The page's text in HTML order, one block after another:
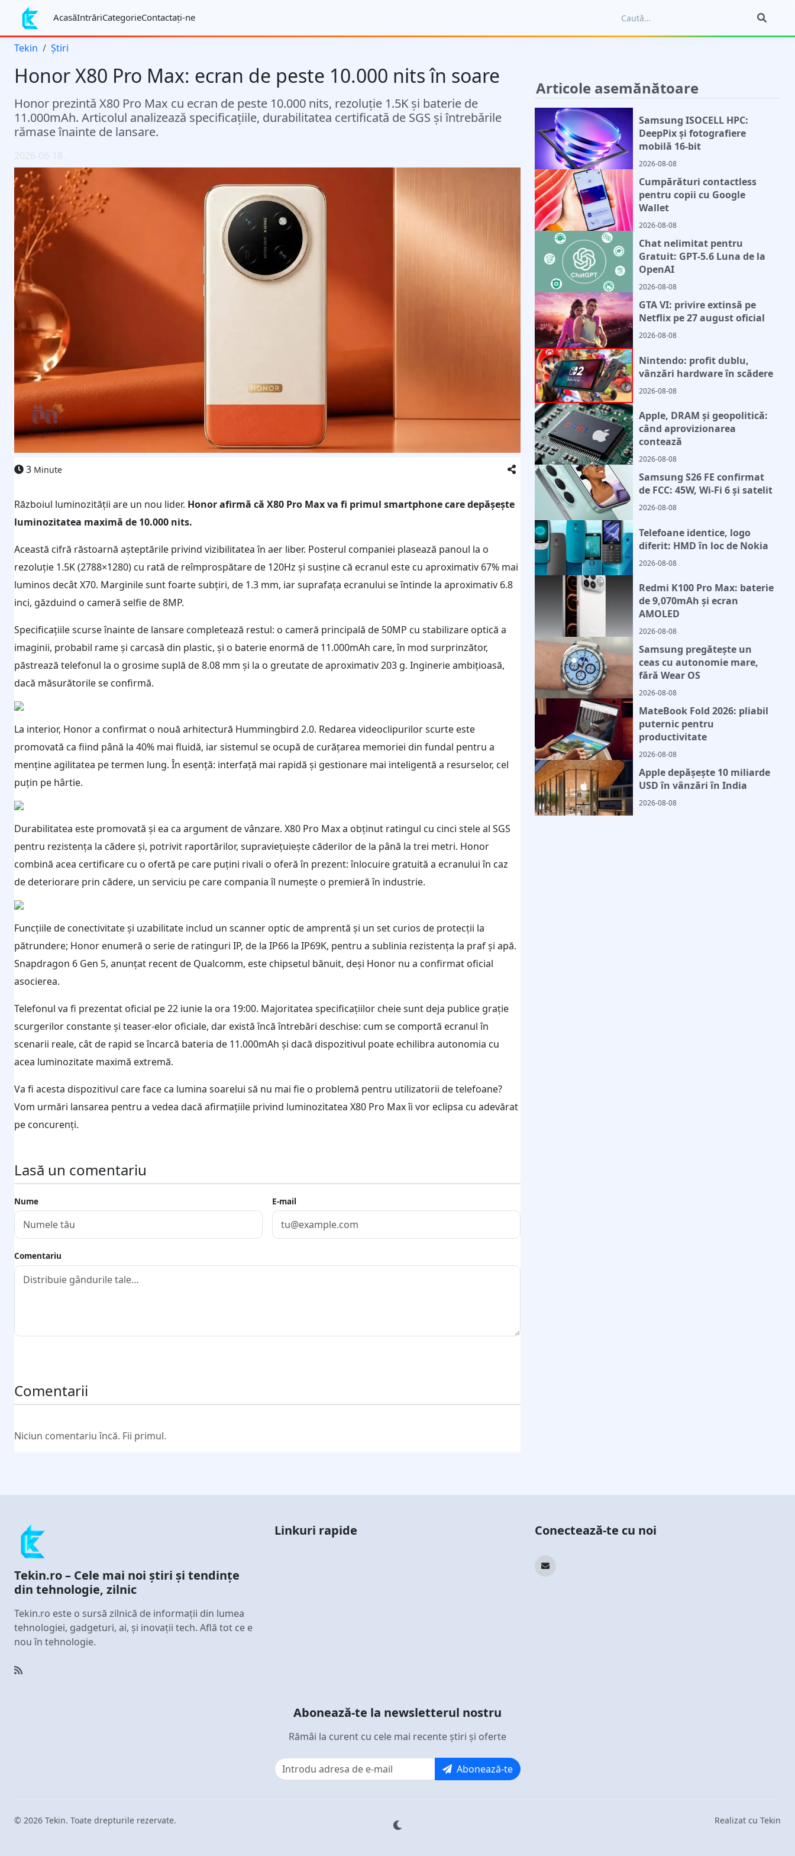
AcasăIntrăriCategorieContactaţi-ne
Tekin Știri
Honor X80 Pro Max: ecran de peste 10.000 nits în soare
Honor prezintă X80 Pro Max cu ecran de peste 10.000 nits, rezoluție 1.5K și baterie de
11.000mAh. Articolul analizează specificațiile, durabilitatea certificată de SGS și întrebările
rămase înainte de lansare.
2026-06-18 .
3 Minute
Războiul luminozității are un nou lider. Honor afirmă că X80 Pro Max va fi primul smartphone care depășește
luminozitatea maximă de 10.000 nits.
Această cifră răstoarnă așteptările privind vizibilitatea în aer liber. Posterul companiei plasează panoul la o
rezoluție 1.5K (2788×1280) cu rată de reîmprospătare de 120Hz și susține că ecranul este cu aproximativ 67% mai
luminos decât X70. Marginile sunt foarte subțiri, de 1.3 mm, iar suprafața ecranului se întinde la aproximativ 6.8
inci, găzduind o cameră selfie de 8MP.
Specificațiile scurse înainte de lansare completează restul: o cameră principală de 50MP cu stabilizare optică a
imaginii, probabil rame și carcasă din plastic, și o baterie enormă de 11.000mAh care, în mod surprinzător,
păstrează telefonul la o grosime suplă de 8.08 mm și la o greutate de aproximativ 203 g. Inginerie ambițioasă,
dacă măsurătorile se confirmă.
La interior, Honor a confirmat o nouă arhitectură Hummingbird 2.0. Redarea videoclipurilor scurte este
promovată ca fiind până la 40% mai fluidă, iar sistemul se ocupă de curățarea memoriei din fundal pentru a
menține agilitatea pe termen lung. În esență: interfață mai rapidă și gestionare mai inteligentă a resurselor, cel
puțin pe hârtie.
Durabilitatea este promovată și ea ca argument de vânzare. X80 Pro Max a obținut ratingul cu cinci stele al SGS
pentru rezistența la cădere și, potrivit raportărilor, supraviețuiește căderilor de la până la trei metri. Honor
combină acea certificare cu o ofertă pe care puțini rivali o oferă în prezent: înlocuire gratuită a ecranului în caz
de deteriorare prin cădere, un serviciu pe care compania îl numește o premieră în industrie.
Funcțiile de conectivitate și uzabilitate includ un scanner optic de amprentă și un set curios de protecții la
pătrundere; Honor enumeră o serie de ratinguri IP, de la IP66 la IP69K, pentru a sublinia rezistența la praf și apă.
Snapdragon 6 Gen 5, anunțat recent de Qualcomm, este chipsetul bănuit, deși Honor nu a confirmat oficial
asocierea.
Telefonul va fi prezentat oficial pe 22 iunie la ora 19:00. Majoritatea specificațiilor cheie sunt deja publice grație
scurgerilor constante și teaser-elor oficiale, dar există încă întrebări deschise: cum se comportă ecranul în
scenarii reale, cât de rapid se încarcă bateria de 11.000mAh și dacă dispozitivul poate echilibra autonomia cu
acea luminozitate maximă extremă.
Va fi acesta dispozitivul care face ca lumina soarelui să nu mai fie o problemă pentru utilizatorii de telefoane?
Vom urmări lansarea pentru a vedea dacă afirmațiile privind luminozitatea X80 Pro Max îi vor eclipsa cu adevărat
pe concurenți.
Lasă un comentariu
Nume E-mail
Comentariu
Comentarii
Niciun comentariu încă. Fii primul.
Articole asemănătoare
Samsung ISOCELL HPC:
DeepPix și fotografiere
mobilă 16-bit
2026-08-08
Cumpărături contactless
pentru copii cu Google
Wallet
2026-08-08
Chat nelimitat pentru
Gratuit: GPT‑5.6 Luna de la
OpenAI
2026-08-08
GTA VI: privire extinsă pe
Netflix pe 27 august oficial
2026-08-08
Nintendo: profit dublu,
vânzări hardware în scădere
2026-08-08
Apple, DRAM și geopolitică:
când aprovizionarea
contează
2026-08-08
Samsung S26 FE confirmat
de FCC: 45W, Wi-Fi 6 și satelit
2026-08-08
Telefoane identice, logo
diferit: HMD în loc de Nokia
2026-08-08
Redmi K100 Pro Max: baterie
de 9,070mAh și ecran
AMOLED
2026-08-08
Samsung pregătește un
ceas cu autonomie mare,
fără Wear OS
2026-08-08
MateBook Fold 2026: pliabil
puternic pentru
productivitate
2026-08-08
Apple depășește 10 miliarde
USD în vânzări în India
2026-08-08
Tekin.ro – Cele mai noi știri și tendințe
din tehnologie, zilnic
Tekin.ro este o sursă zilnică de informații din lumea
tehnologiei, gadgeturi, ai, și inovații tech. Află tot ce e
nou în tehnologie.
Linkuri rapide Conectează-te cu noi
Abonează-te la newsletterul nostru
Rămâi la curent cu cele mai recente știri și oferte
Abonează-te
© 2026 Tekin. Toate drepturile rezervate. Realizat cu Tekin